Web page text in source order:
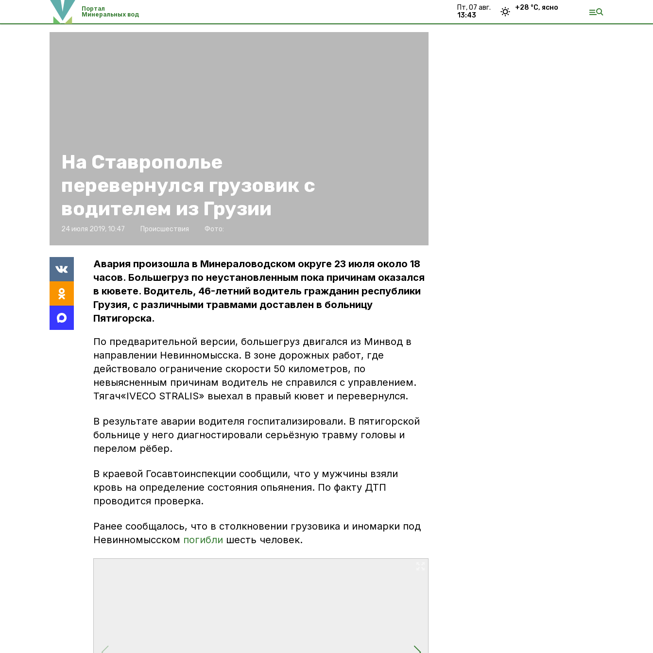
Портал
Минеральных вод
пт, 07 авг.
13:43
+28 °С, ясно
На Ставрополье
перевернулся грузовик с
водителем из Грузии
24 июля 2019, 10:47 Происшествия Фото:
Авария произошла в Минераловодском округе 23 июля около 18
часов. Большегруз по неустановленным пока причинам оказался
в кювете. Водитель, 46-летний водитель гражданин республики
Грузия, с различными травмами доставлен в больницу
Пятигорска.
По предварительной версии, большегруз двигался из Минвод в
направлении Невинномысска. В зоне дорожных работ, где
действовало ограничение скорости 50 километров, по
невыясненным причинам водитель не справился с управлением.
Тягач«IVECO STRALIS» выехал в правый кювет и перевернулся.
В результате аварии водителя госпитализировали. В пятигорской
больнице у него диагностировали серьёзную травму головы и
перелом рёбер.
В краевой Госавтоинспекции сообщили, что у мужчины взяли
кровь на определение состояния опьянения. По факту ДТП
проводится проверка.
Ранее сообщалось, что в столкновении грузовика и иномарки под
Невинномысском погибли шесть человек.